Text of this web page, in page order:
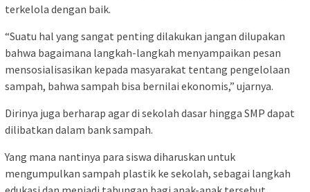
terkelola dengan baik.
“Suatu hal yang sangat penting dilakukan jangan dilupakan
bahwa bagaimana langkah-langkah menyampaikan pesan
mensosialisasikan kepada masyarakat tentang pengelolaan
sampah, bahwa sampah bisa bernilai ekonomis,” ujarnya.
Dirinya juga berharap agar di sekolah dasar hingga SMP dapat
dilibatkan dalam bank sampah.
Yang mana nantinya para siswa diharuskan untuk
mengumpulkan sampah plastik ke sekolah, sebagai langkah